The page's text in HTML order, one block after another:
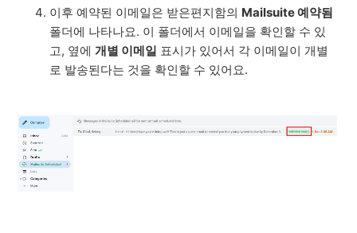
이후 예약된 이메일은 받은편지함의 Mailsuite 예약됨
폴더에 나타나요. 이 폴더에서 이메일을 확인할 수 있
고, 옆에개별 이메일 표시가 있어서 각 이메일이 개별
로 발송된다는 것을 확인할 수 있어요.